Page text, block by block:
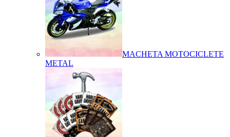
MACHETA MOTOCICLETE
METAL